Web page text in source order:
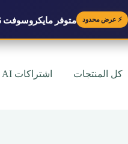
⚡ عرض محدود متوفرمايكروسوفت 365 اشتراك سنوي
كل المنتجات اشتراكات AI